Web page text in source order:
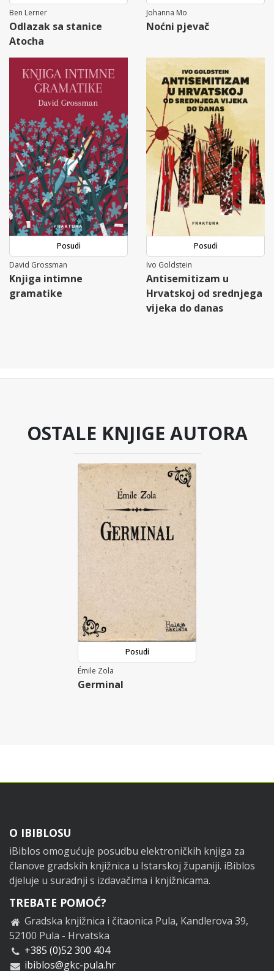
Ben Lerner
Odlazak sa stanice
Atocha
Johanna Mo
Noćni pjevač
Posudi
David Grossman
Knjiga intimne
gramatike
Posudi
Ivo Goldstein
Antisemitizam u
Hrvatskoj od srednjega
vijeka do danas
OSTALE KNJIGE AUTORA
Posudi
Émile Zola
Germinal
Footer
O IBIBLOSU
iBiblos omogućuje posudbu elektroničkih knjiga za
članove gradskih knjižnica u Istarskoj županiji. iBiblos
djeluje u suradnji s izdavačima i knjižnicama.
TREBATE POMOĆ?
Gradska knjižnica i čitaonica Pula, Kandlerova 39,
52100 Pula - Hrvatska
+385 (0)52 300 404
ibiblos@gkc-pula.hr